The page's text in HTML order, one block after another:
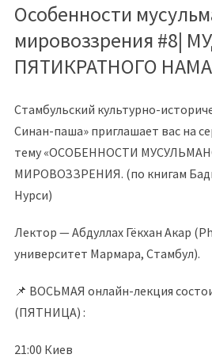
Особенности
мировоззрения #8|
ПЯТИКРАТНОГО
Стамбульский культурно-
Синан-паша» приглашает вас на
тему «ОСОБЕННОСТИ
МИРОВОЗЗРЕНИЯ. (по книгам
Нурси)
Лектор — Абдуллах Гёкхан Акар
университет Мармара, Стамбул).
📌 ВОСЬМАЯ онлайн-лекция
(ПЯТНИЦА) :
21:00 Киев